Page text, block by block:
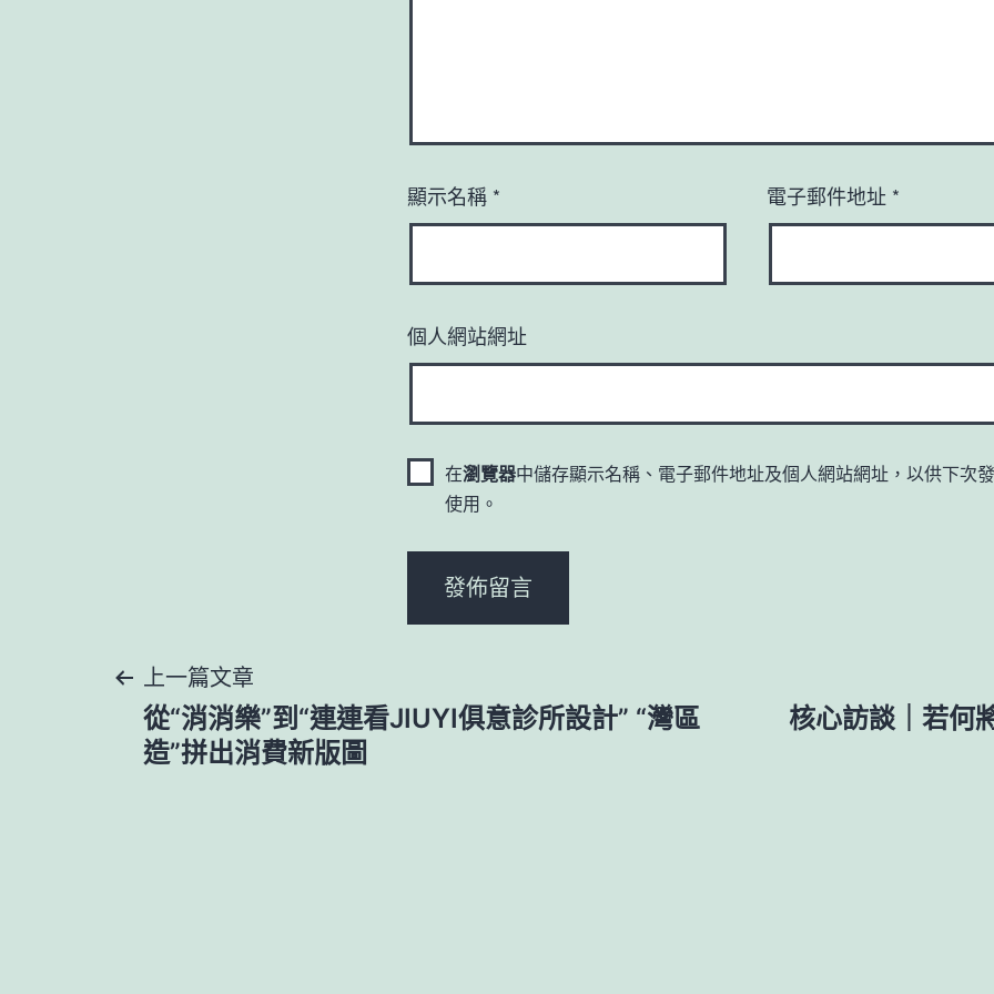
顯示名稱 * 電子郵件地址 *
個人網站網址
在瀏覽器中儲存顯示名稱、電子郵件地址及個人網站網址，以供下次
使用。
文
章
上一篇文章
從“消消樂”到“連連看JIUYI俱意診所設計” “灣區
造”拼出消費新版圖
核心訪談｜若何